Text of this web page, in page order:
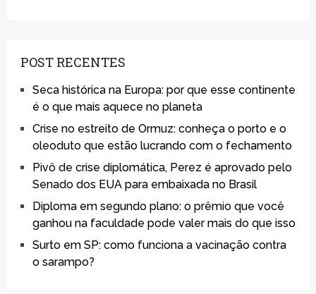
POST RECENTES
Seca histórica na Europa: por que esse continente
é o que mais aquece no planeta
Crise no estreito de Ormuz: conheça o porto e o
oleoduto que estão lucrando com o fechamento
Pivô de crise diplomática, Perez é aprovado pelo
Senado dos EUA para embaixada no Brasil
Diploma em segundo plano: o prêmio que você
ganhou na faculdade pode valer mais do que isso
Surto em SP: como funciona a vacinação contra
o sarampo?